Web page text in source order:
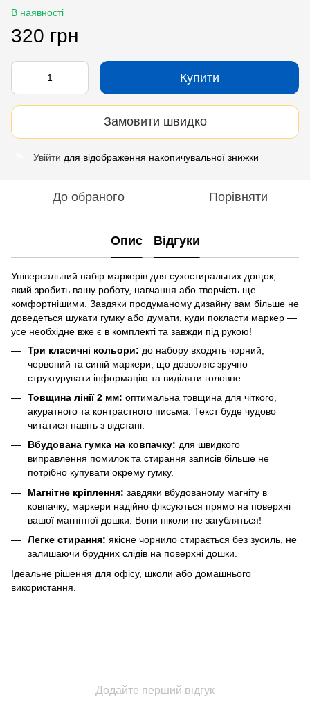
В наявності
320 грн
Купити
Замовити швидко
Увійти для відображення накопичувальної знижки
До обраного Порівняти
Опис Відгуки
Універсальний набір маркерів для сухостиральних дощок,
який зробить вашу роботу, навчання або творчість ще
комфортнішими. Завдяки продуманому дизайну вам більше не
доведеться шукати гумку або думати, куди покласти маркер —
усе необхідне вже є в комплекті та завжди під рукою!
Три класичні кольори: до набору входять чорний,
червоний та синій маркери, що дозволяє зручно
структурувати інформацію та виділяти головне.
Товщина лінії 2 мм: оптимальна товщина для чіткого,
акуратного та контрастного письма. Текст буде чудово
читатися навіть з відстані.
Вбудована гумка на ковпачку: для швидкого
виправлення помилок та стирання записів більше не
потрібно купувати окрему гумку.
Магнітне кріплення: завдяки вбудованому магніту в
ковпачку, маркери надійно фіксуються прямо на поверхні
вашої магнітної дошки. Вони ніколи не загубляться!
Легке стирання: якісне чорнило стирається без зусиль, не
залишаючи брудних слідів на поверхні дошки.
Ідеальне рішення для офісу, школи або домашнього
використання.
Додайте перший відгук